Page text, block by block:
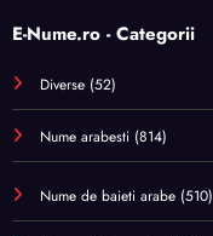
E-Nume.ro - Categorii
Diverse (52)
Nume arabesti (814)
Nume de baieti arabe (510)